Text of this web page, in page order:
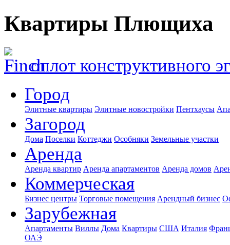
Квартиры Плющиха
оплот конструктивного
Город
Элитные квартиры Элитные новостройки Пентхаусы
Загород
Дома Поселки Коттеджи Особняки Земельные участки
Аренда
Аренда квартир Аренда апартаментов Аренда домов
Коммерческая
Бизнес центры Торговые помещения Арендный бизнес
Зарубежная
Апартаменты Виллы Дома Квартиры США Италия
ОАЭ